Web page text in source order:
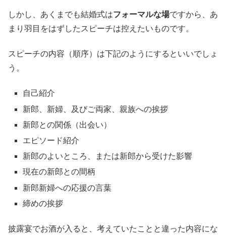
しかし、あくまでも結婚式はフォーマルな場ですから、あ
まり羽目をはずしたスピーチは控えたいものです。
スピーチの内容（順序）は下記のようにするといいでしょ
う。
自己紹介
新郎、新婦、及びご両家、親族への挨拶
新郎との関係（出会い）
エピソード紹介
新郎のよいところ、または新郎から受けた影響
現在の新郎との間柄
新郎新婦への応援の言葉
締めの挨拶
披露宴でお酒が入ると、考えていたことと違った内容にな